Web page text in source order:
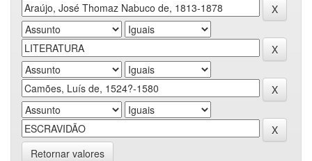
Retornar valores